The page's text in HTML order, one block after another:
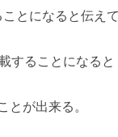
とになると伝えて
することになると
が出来る。